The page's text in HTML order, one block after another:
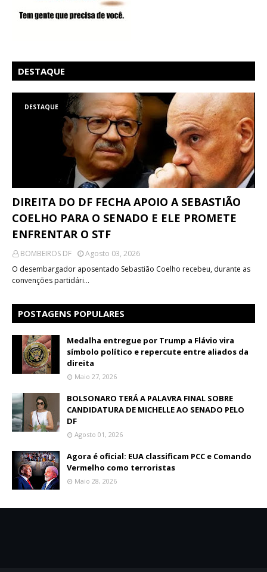
DESTAQUE
DESTAQUE
DIREITA DO DF FECHA APOIO A SEBASTIÃO
COELHO PARA O SENADO E ELE PROMETE
ENFRENTAR O STF
BOMBEIROS DF
Agosto 03, 2026
O desembargador aposentado Sebastião Coelho recebeu, durante as
convenções partidári…
POSTAGENS POPULARES
Medalha entregue por Trump a Flávio vira
símbolo político e repercute entre aliados da
direita
Maio 27, 2026
BOLSONARO TERÁ A PALAVRA FINAL SOBRE
CANDIDATURA DE MICHELLE AO SENADO PELO
DF
Agosto 01, 2026
Agora é oficial: EUA classificam PCC e Comando
Vermelho como terroristas
Maio 28, 2026